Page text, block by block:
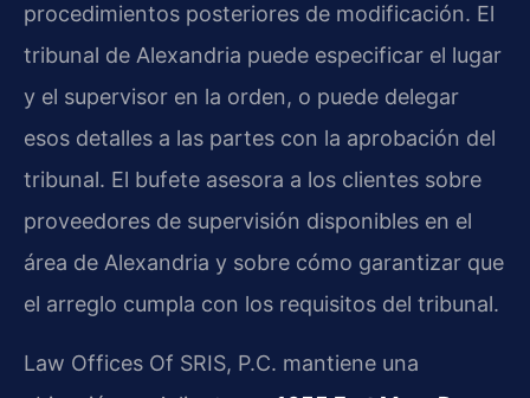
procedimientos posteriores de modificación. El
tribunal de Alexandria puede especificar el lugar
y el supervisor en la orden, o puede delegar
esos detalles a las partes con la aprobación del
tribunal. El bufete asesora a los clientes sobre
proveedores de supervisión disponibles en el
área de Alexandria y sobre cómo garantizar que
el arreglo cumpla con los requisitos del tribunal.
Law Offices Of SRIS, P.C. mantiene una